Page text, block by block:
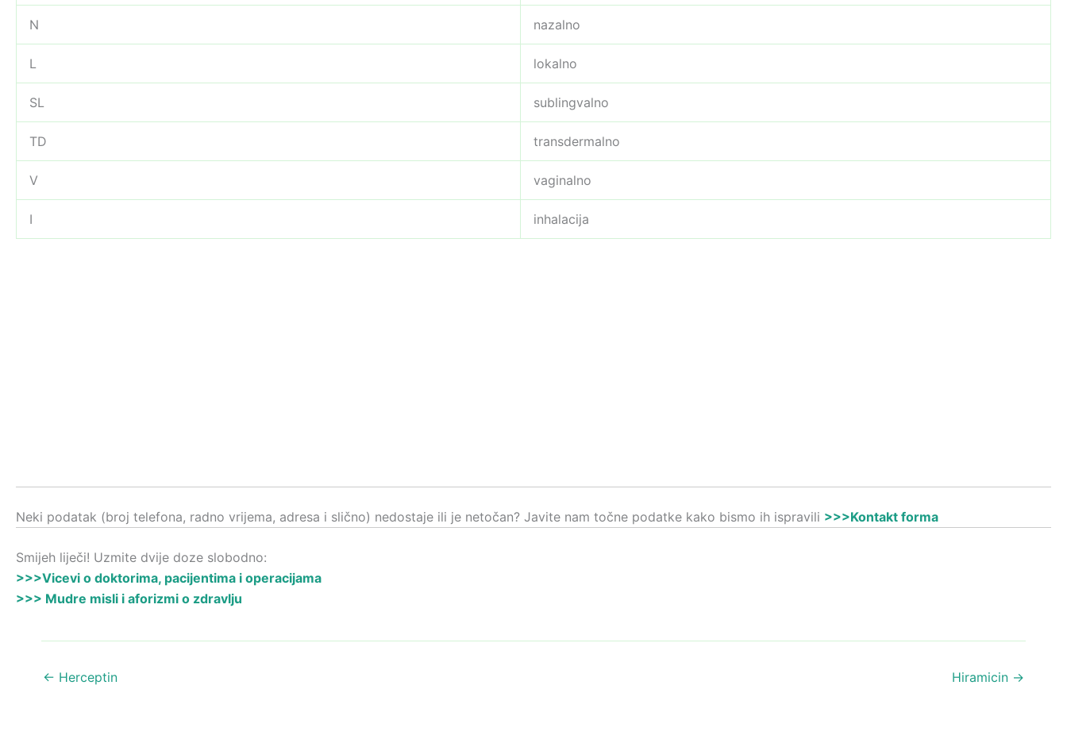
N nazalno
L lokalno
SL sublingvalno
TD transdermalno
V vaginalno
I inhalacija
Neki podatak (broj telefona, radno vrijema, adresa i slično) nedostaje ili je netočan? Javite nam točne podatke kako bismo ih ispravili >>>Kontakt forma
Smijeh liječi! Uzmite dvije doze slobodno:
>>>Vicevi o doktorima, pacijentima i operacijama
>>> Mudre misli i aforizmi o zdravlju
← Herceptin Hiramicin →